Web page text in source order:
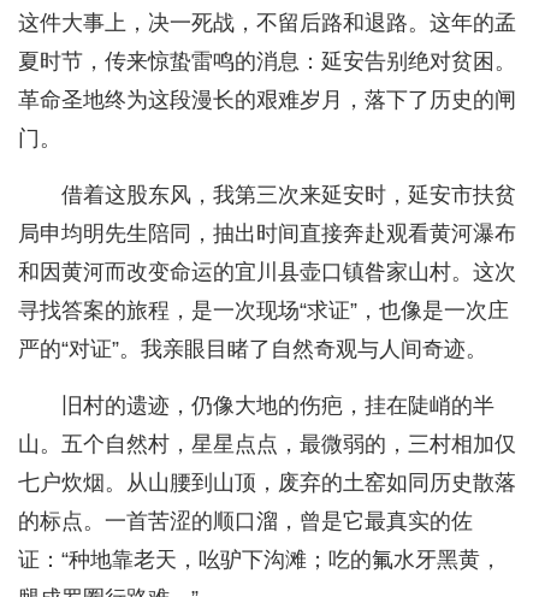
这件大事上，决一死战，不留后路和退路。这年的孟
夏时节，传来惊蛰雷鸣的消息：延安告别绝对贫困。
革命圣地终为这段漫长的艰难岁月，落下了历史的闸
门。
借着这股东风，我第三次来延安时，延安市扶贫
局申均明先生陪同，抽出时间直接奔赴观看黄河瀑布
和因黄河而改变命运的宜川县壶口镇昝家山村。这次
寻找答案的旅程，是一次现场“求证”，也像是一次庄
严的“对证”。我亲眼目睹了自然奇观与人间奇迹。
旧村的遗迹，仍像大地的伤疤，挂在陡峭的半
山。五个自然村，星星点点，最微弱的，三村相加仅
七户炊烟。从山腰到山顶，废弃的土窑如同历史散落
的标点。一首苦涩的顺口溜，曾是它最真实的佐
证：“种地靠老天，吆驴下沟滩；吃的氟水牙黑黄，